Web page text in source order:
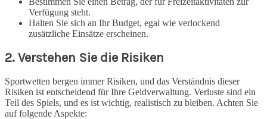
Verfügung steht.
Halten Sie sich an Ihr Budget, egal wie verlockend
zusätzliche Einsätze erscheinen.
2. Verstehen Sie die Risiken
Sportwetten bergen immer Risiken, und das Verständnis dieser
Risiken ist entscheidend für Ihre Geldverwaltung. Verluste sind ein
Teil des Spiels, und es ist wichtig, realistisch zu bleiben. Achten Sie
auf folgende Aspekte: